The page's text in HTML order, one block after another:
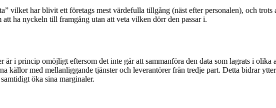
vilket har blivit ett företags mest värdefulla tillgång (näst efter personalen), och trots
ha nyckeln till framgång utan att veta vilken dörr den passar i.
i princip omöjligt eftersom det inte går att sammanföra den data som lagrats i olika
källor med mellanliggande tjänster och leverantörer från tredje part. Detta bidrar
öka sina marginaler.